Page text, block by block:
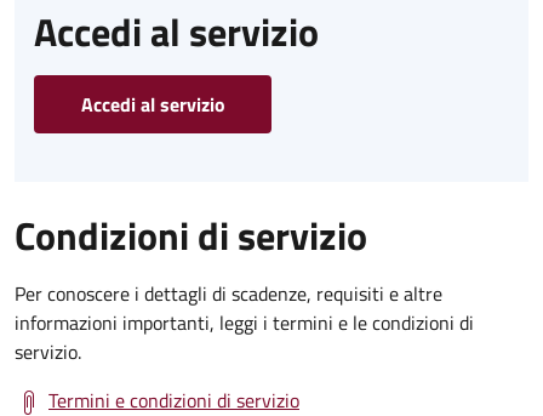
Accedi al servizio
Accedi al servizio
Condizioni di servizio
Per conoscere i dettagli di scadenze, requisiti e altre
informazioni importanti, leggi i termini e le condizioni di
servizio.
Termini e condizioni di servizio